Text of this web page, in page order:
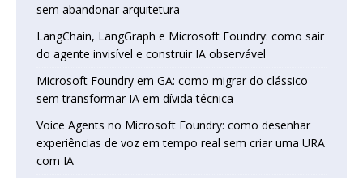
sem abandonar arquitetura
LangChain, LangGraph e Microsoft Foundry: como sair
do agente invisível e construir IA observável
Microsoft Foundry em GA: como migrar do clássico
sem transformar IA em dívida técnica
Voice Agents no Microsoft Foundry: como desenhar
experiências de voz em tempo real sem criar uma URA
com IA